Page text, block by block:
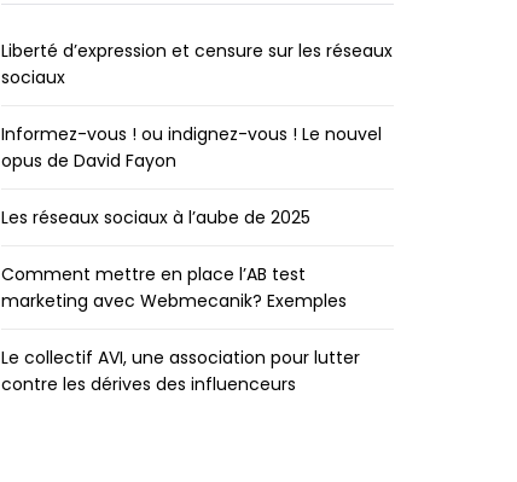
Liberté d’expression et censure sur les réseaux
sociaux
Informez-vous ! ou indignez-vous ! Le nouvel
opus de David Fayon
Les réseaux sociaux à l’aube de 2025
Comment mettre en place l’AB test
marketing avec Webmecanik? Exemples
Le collectif AVI, une association pour lutter
contre les dérives des influenceurs